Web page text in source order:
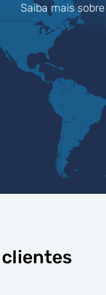
Saiba mais
clientes